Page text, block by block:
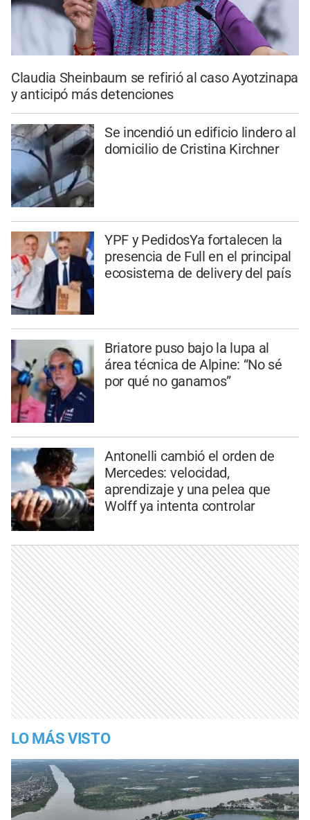
Claudia Sheinbaum se refirió al caso Ayotzinapa
y anticipó más detenciones
Se incendió un edificio lindero al
domicilio de Cristina Kirchner
YPF y PedidosYa fortalecen la
presencia de Full en el principal
ecosistema de delivery del país
Briatore puso bajo la lupa al
área técnica de Alpine: “No sé
por qué no ganamos”
Antonelli cambió el orden de
Mercedes: velocidad,
aprendizaje y una pelea que
Wolff ya intenta controlar
LO MÁS VISTO